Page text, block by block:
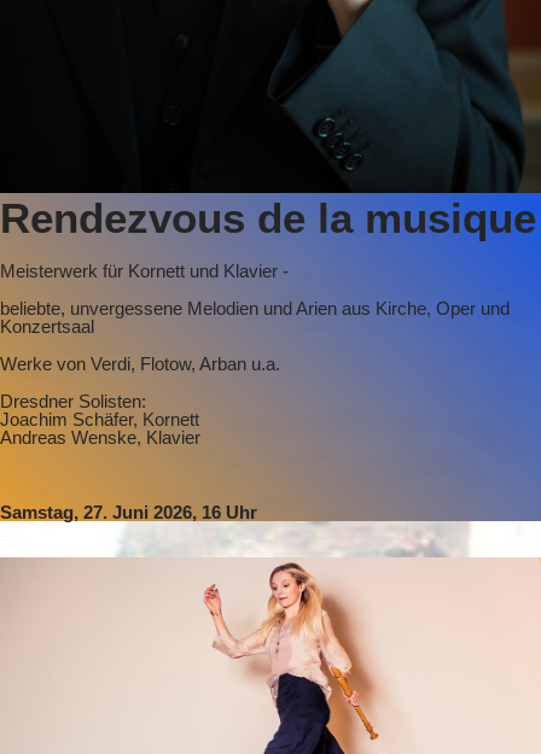
Rendezvous de la musique
Meisterwerk für Kornett und Klavier -
beliebte, unvergessene Melodien und Arien aus Kirche, Oper und
Konzertsaal
Werke von Verdi, Flotow, Arban u.a.
Dresdner Solisten:
Joachim Schäfer, Kornett
Andreas Wenske, Klavier
Samstag, 27. Juni 2026, 16 Uhr